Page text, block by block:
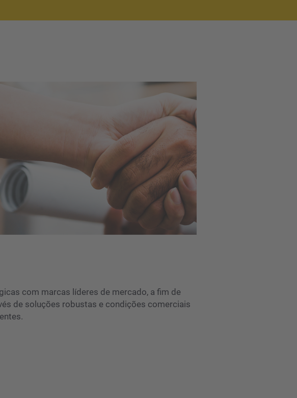
com marcas líderes de mercado, a fim de
de soluções robustas e condições comerciais